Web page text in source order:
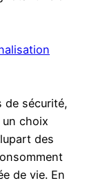
de sécurité,
choix
des
de vie. En